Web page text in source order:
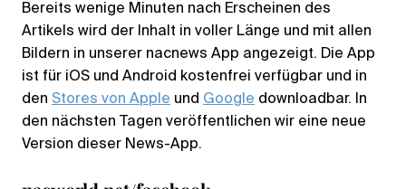
Bereits wenige Minuten nach Erscheinen des
Artikels wird der Inhalt in voller Länge und mit allen
Bildern in unserer nacnews App angezeigt. Die App
ist für iOS und Android kostenfrei verfügbar und in
den Stores von Apple und Google downloadbar. In
den nächsten Tagen veröffentlichen wir eine neue
Version dieser News-App.